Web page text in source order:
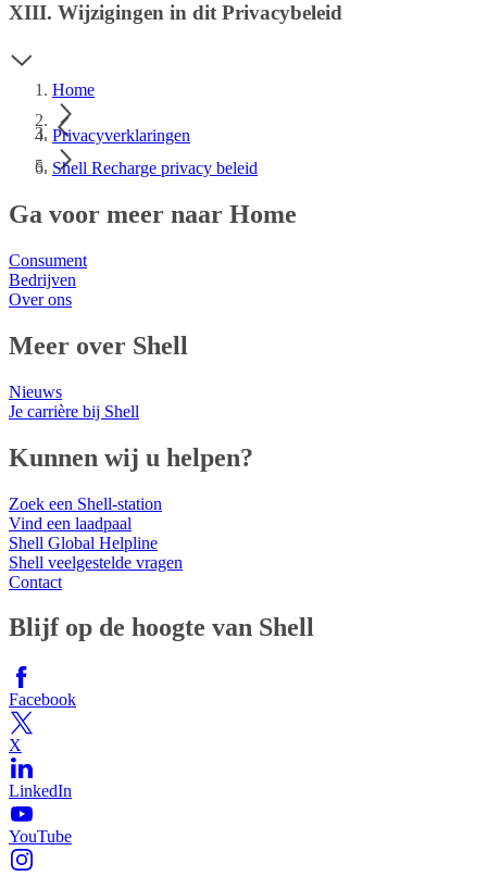
XIII. Wijzigingen in dit Privacybeleid
Home
Privacyverklaringen
Shell Recharge privacy beleid
Ga voor meer naar Home
Consument
Bedrijven
Over ons
Meer over Shell
Nieuws
Je carrière bij Shell
Kunnen wij u helpen?
Zoek een Shell-station
Vind een laadpaal
Shell Global Helpline
Shell veelgestelde vragen
Contact
Blijf op de hoogte van Shell
Facebook
X
LinkedIn
YouTube